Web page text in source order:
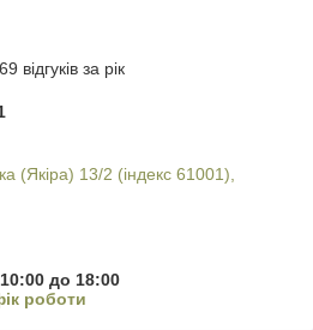
відгуків за рік
(Якіра) 13/2 (індекс 61001),
до 18:00
роботи